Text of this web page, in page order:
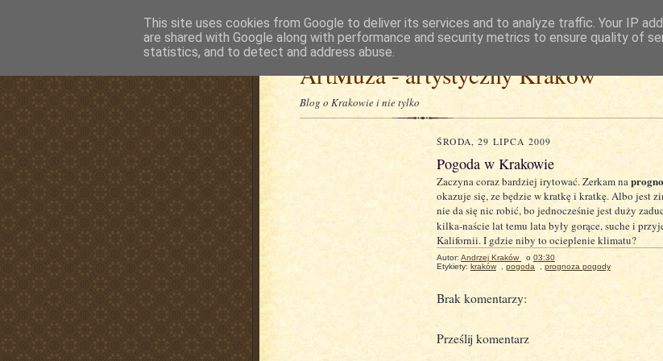
ArtMuza - artystyczny Kraków
Blog o Krakowie i nie tylko
ŚRODA, 29 LIPCA 2009
Pogoda w Krakowie
Zaczyna coraz bardziej irytować. Zerkam na
okazuje się, ze będzie w kratkę i kratkę. Albo jest
nie da się nic robić, bo jednocześnie jest duży
kilka-naście lat temu lata były gorące, suche i
Kalifornii. I gdzie niby to ocieplenie klimatu?
Autor: Andrzej Kraków o 03:30
Etykiety: kraków pogoda prognoza pogody
Brak komentarzy:
Prześlij komentarz
This site uses cookies from Google to deliver its services and to analyze traffic. Your IP
are shared with Google along with performance and security metrics to ensure quality of
statistics, and to detect and address abuse.